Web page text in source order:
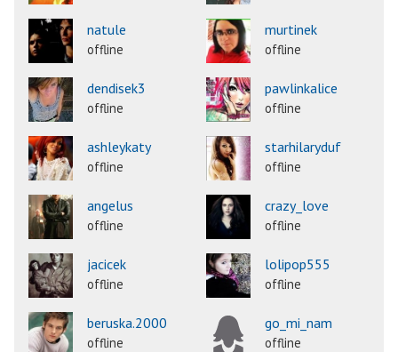
natule
offline
murtinek
offline
dendisek3
offline
pawlinkalice
offline
ashleykaty
offline
starhilaryduf
offline
angelus
offline
crazy_love
offline
jacicek
offline
lolipop555
offline
beruska.2000
offline
go_mi_nam
offline